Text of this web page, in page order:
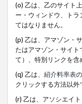
(o) 乙は、乙のサイト
ー・ウィンドウ、ト
てはなりません。
(p) 乙は、アマゾン・
たはアマゾン・サイ
て）、特別リンクを含
(q) 乙は、 紹介料率表
クリックする方法以
(r) 乙は、アソシエイ